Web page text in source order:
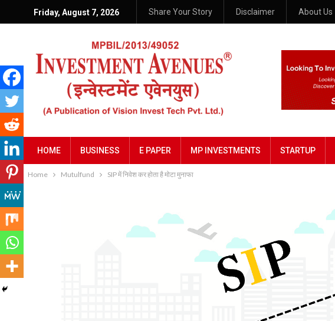
Friday, August 7, 2026 Share Your Story Disclaimer About Us
HOME BUSINESS E PAPER MP INVESTMENTS STARTUP
Home Mutulfund SIP में निवेश कर होता है मोटा मुनाफा